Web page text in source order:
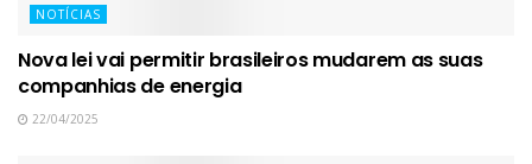
NOTÍCIAS
Nova lei vai permitir brasileiros mudarem as suas
companhias de energia
22/04/2025